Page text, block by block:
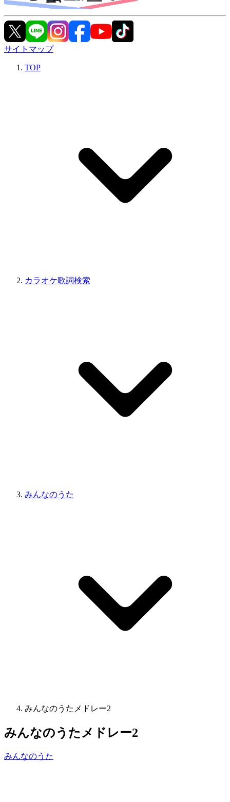
サイトマップ
TOP
カラオケ歌詞検索
みんなのうた
みんなのうたメドレー2
みんなのうたメドレー2
みんなのうた